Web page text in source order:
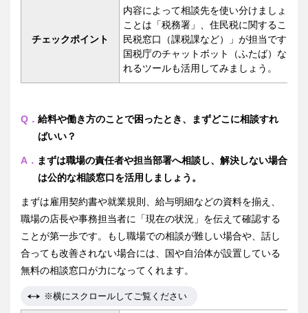
チェックポイント
内容によって相談先を使い分けましょう
ことは「税務署」、住民税に関すること
民税窓口（課税課など）」が担当です。
国税庁のチャットボット（ふたば）など
れるツールも活用してみましょう。
Q． 給料や働き方のことで困ったとき、まずどこに相談すれ
ばいい？
A． まずは職場の責任者や担当部署へ相談し、解決しない場合
は公的な相談窓口を活用しましょう。
まずは雇用契約書や就業規則、給与明細などの資料を揃え、
職場の店長や事務担当者に「現在の状況」を伝えて確認する
ことが第一歩です。もし職場での相談が難しい場合や、話し
合っても改善されない場合には、国や自治体が設置している
無料の相談窓口が力になってくれます。
※横にスクロールしてご覧ください